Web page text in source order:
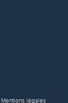
Mentions légales